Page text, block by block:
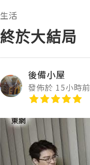
生活
終於大結局
後備小屋
發佈於 15小時前